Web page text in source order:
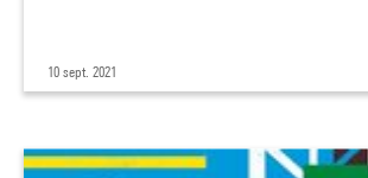
10 sept. 2021